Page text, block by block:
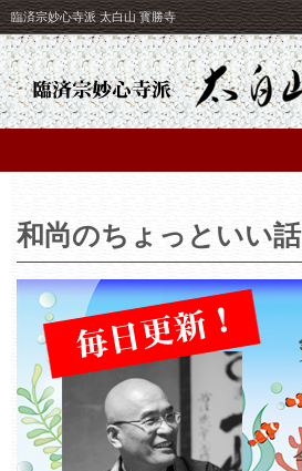
臨済宗妙心寺派 太白山 寳勝寺
和尚のちょっといい話